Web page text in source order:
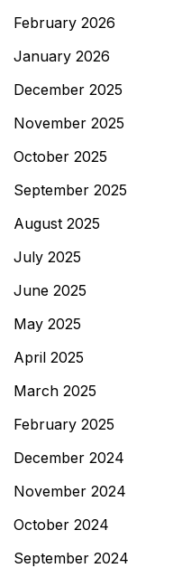
February 2026
January 2026
December 2025
November 2025
October 2025
September 2025
August 2025
July 2025
June 2025
May 2025
April 2025
March 2025
February 2025
December 2024
November 2024
October 2024
September 2024